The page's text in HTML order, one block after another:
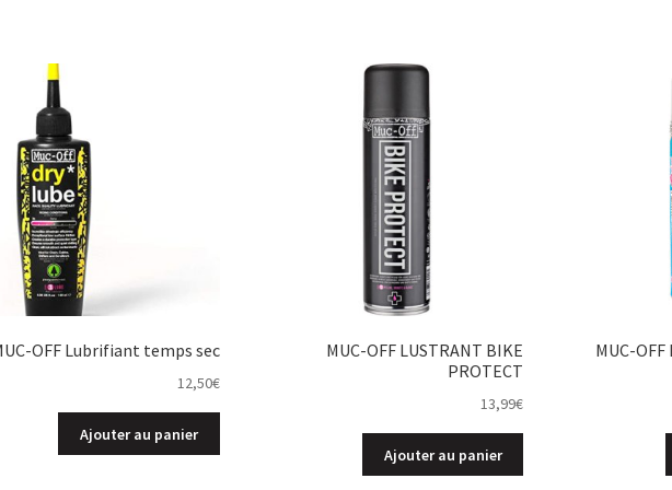
OFF Lubrifiant temps sec
12,50€
Ajouter au panier
MUC-OFF LUSTRANT BIKE
PROTECT
13,99€
Ajouter au panier
MUC-OFF